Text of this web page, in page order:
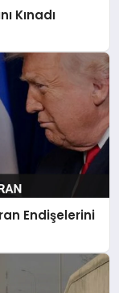
Kınadı
Endişelerini